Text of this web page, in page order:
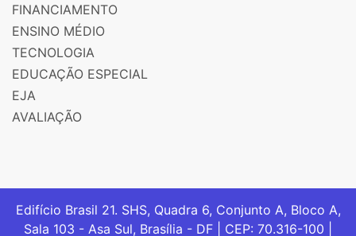
FINANCIAMENTO
ENSINO MÉDIO
TECNOLOGIA
EDUCAÇÃO ESPECIAL
EJA
AVALIAÇÃO
Edifício Brasil 21. SHS, Quadra 6, Conjunto A, Bloco A,
Sala 103 - Asa Sul, Brasília - DF | CEP: 70.316-100 |